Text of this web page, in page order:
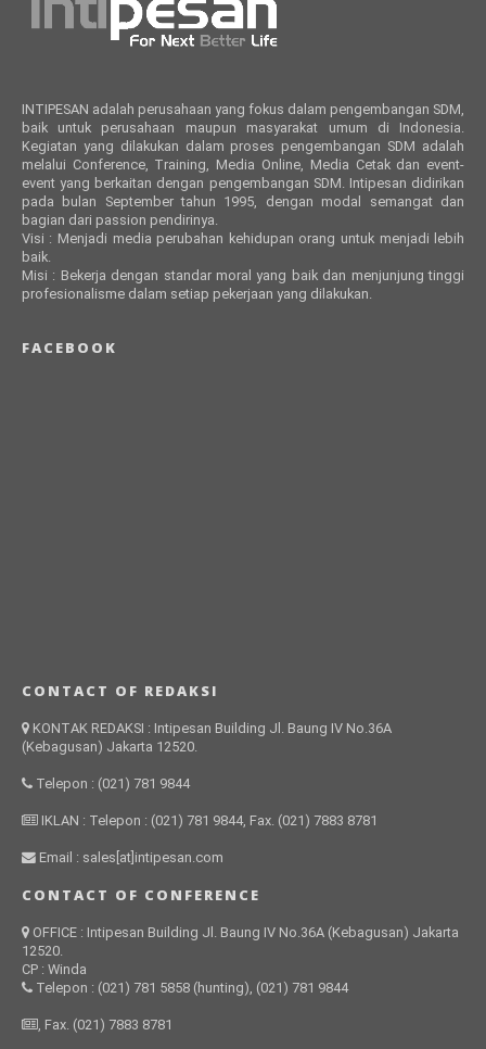
INTIPESAN adalah perusahaan yang fokus dalam pengembangan SDM,
baik untuk perusahaan maupun masyarakat umum di Indonesia.
Kegiatan yang dilakukan dalam proses pengembangan SDM adalah
melalui Conference, Training, Media Online, Media Cetak dan event-
event yang berkaitan dengan pengembangan SDM. Intipesan didirikan
pada bulan September tahun 1995, dengan modal semangat dan
bagian dari passion pendirinya.
Visi : Menjadi media perubahan kehidupan orang untuk menjadi lebih
baik.
Misi : Bekerja dengan standar moral yang baik dan menjunjung tinggi
profesionalisme dalam setiap pekerjaan yang dilakukan.
FACEBOOK
CONTACT OF REDAKSI
KONTAK REDAKSI : Intipesan Building Jl. Baung IV No.36A
(Kebagusan) Jakarta 12520.
Telepon : (021) 781 9844
IKLAN : Telepon : (021) 781 9844, Fax. (021) 7883 8781
Email : sales[at]intipesan.com
CONTACT OF CONFERENCE
OFFICE : Intipesan Building Jl. Baung IV No.36A (Kebagusan) Jakarta
12520.
CP : Winda
Telepon : (021) 781 5858 (hunting), (021) 781 9844
, Fax. (021) 7883 8781